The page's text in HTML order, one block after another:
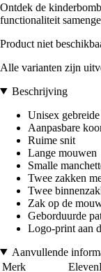
Ontdek de
functionaliteit
Product niet
Alle varianten zijn
Beschrijving
Unisex
Aanpasbare
Ruime snit
Lange mouwen
Smalle
Twee zakken
Twee
Zak op de
Geborduurde
Logo-print aan
Aanvullende
Merk